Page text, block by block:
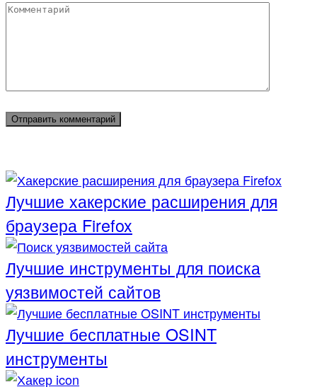
Комментарий
Лучшие хакерские расширения для
браузера Firefox
Лучшие инструменты для поиска
уязвимостей сайтов
Лучшие бесплатные OSINT
инструменты